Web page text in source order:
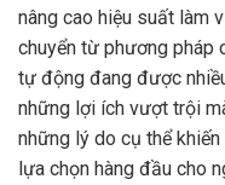
nâng cao hiệu suất làm
chuyển từ phương pháp
tự động đang được
những lợi ích vượt trội
những lý do cụ thể
lựa chọn hàng đầu cho